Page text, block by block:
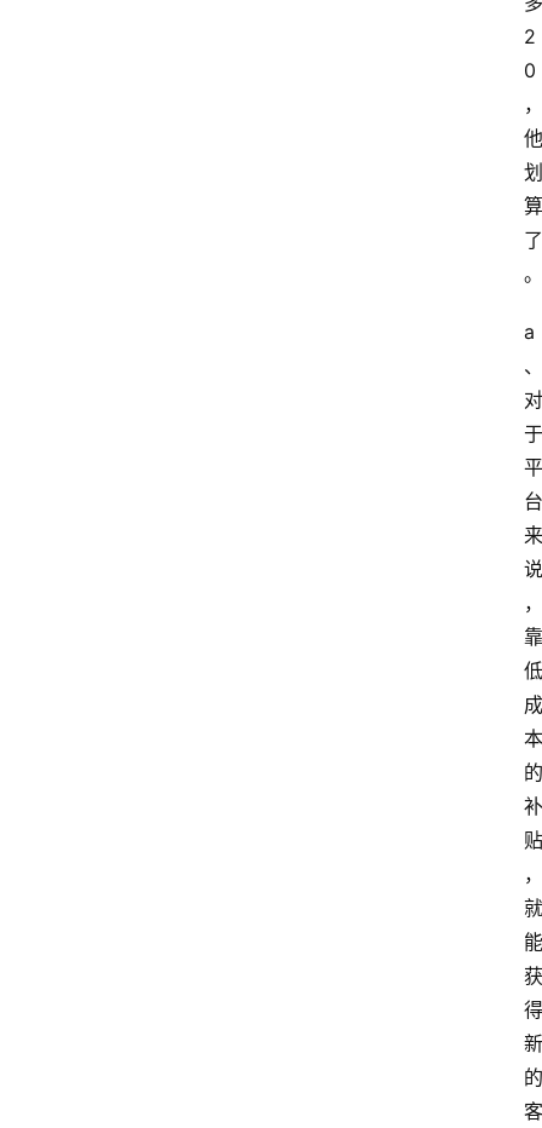
2
0
，
他
划
算
了
。
a
、
对
于
平
台
来
说
，
靠
低
成
本
的
补
贴
，
就
能
获
得
新
的
客